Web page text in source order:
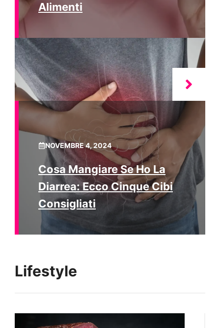
Alimenti
NOVEMBRE 4, 2024
Cosa Mangiare Se Ho La
Diarrea: Ecco Cinque Cibi
Consigliati
Lifestyle